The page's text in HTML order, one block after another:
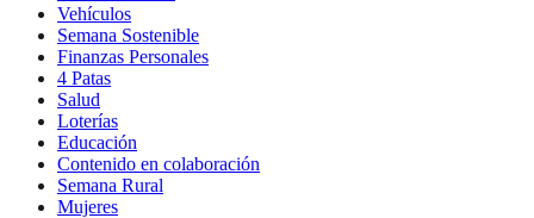
Vehículos
Semana Sostenible
Finanzas Personales
4 Patas
Salud
Loterías
Educación
Contenido en colaboración
Semana Rural
Mujeres